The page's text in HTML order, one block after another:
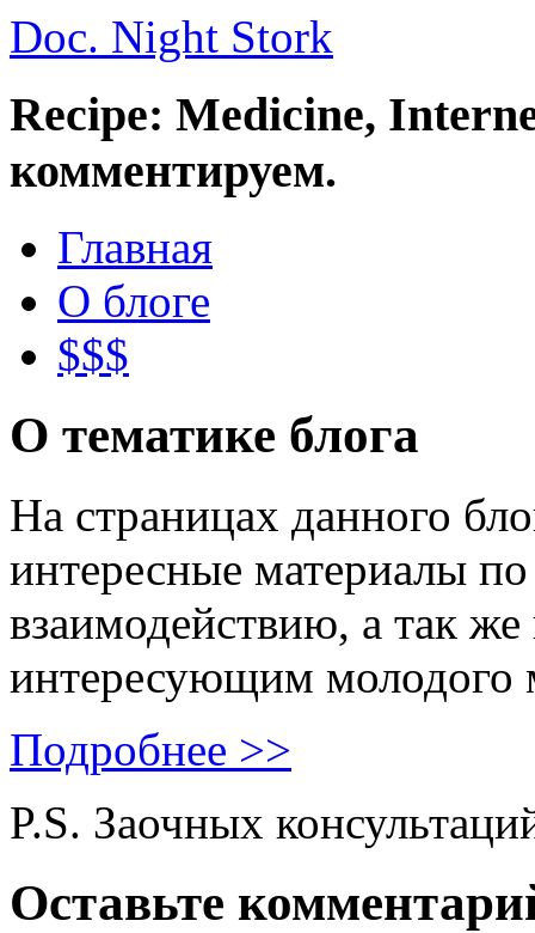
Doc. Night Stork
Recipe: Medicine,
комментируем.
Главная
О блоге
$$$
О тематике блога
На страницах данного
интересные материалы
взаимодействию, а так
интересующим молодого
Подробнее >>
P.S. Заочных
Оставьте